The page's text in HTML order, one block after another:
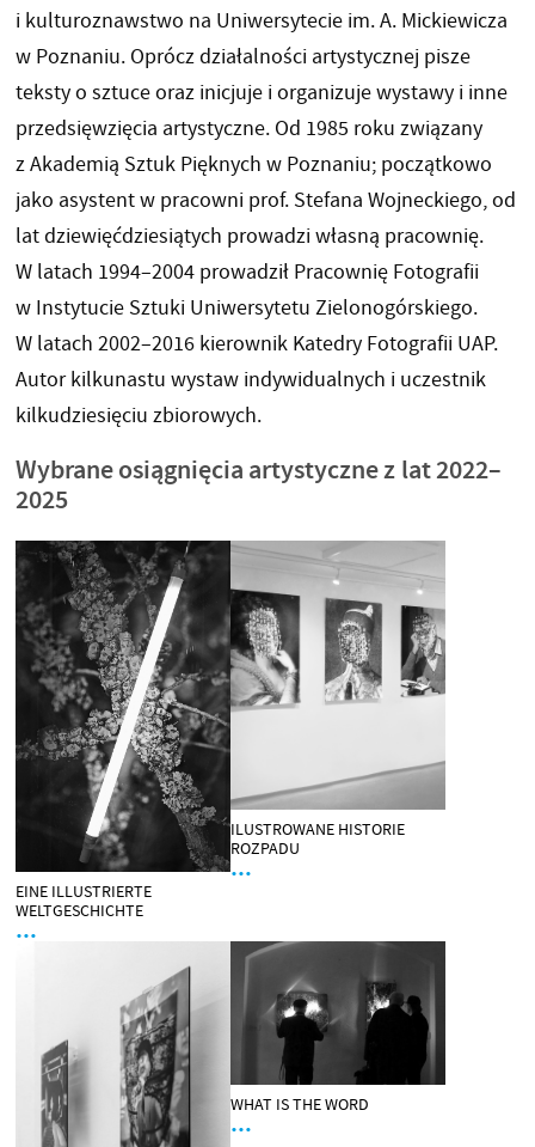
i kulturoznawstwo na Uniwersytecie im. A. Mickiewicza
w Poznaniu. Oprócz działalności artystycznej pisze
teksty o sztuce oraz inicjuje i organizuje wystawy i inne
przedsięwzięcia artystyczne. Od 1985 roku związany
z Akademią Sztuk Pięknych w Poznaniu; początkowo
jako asystent w pracowni prof. Stefana Wojneckiego, od
lat dziewięćdziesiątych prowadzi własną pracownię.
W latach 1994–2004 prowadził Pracownię Fotografii
w Instytucie Sztuki Uniwersytetu Zielonogórskiego.
W latach 2002–2016 kierownik Katedry Fotografii UAP.
Autor kilkunastu wystaw indywidualnych i uczestnik
kilkudziesięciu zbiorowych.
Wybrane osiągnięcia artystyczne z lat 2022–
2025
EINE ILLUSTRIERTE
WELTGESCHICHTE
…
ILUSTROWANE HISTORIE
ROZPADU
…
WHAT IS THE WORD
…